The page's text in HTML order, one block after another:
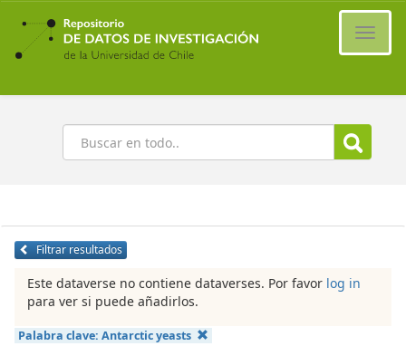
Ir
contenido
principal
Buscar
Filtrar resultados
Este dataverse no contiene dataverses. Por favor log in
para ver si puede añadirlos.
Palabra clave: Antarctic yeasts